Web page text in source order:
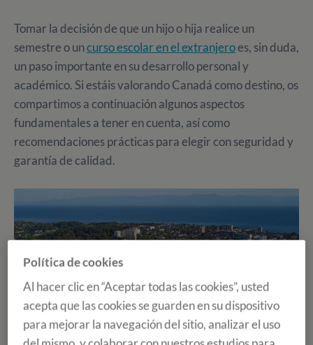
Tomar la decisión de que un hijo o hija realice un
semestre o uncurso escolar en el extranjeroes, sin duda,
un paso importante en su desarrollo personal y
académico. Si estáis valorando Canadá como destino, os
compartimos a continuación algunos aspectos
fundamentales a tener en cuenta, así como
recomendaciones prácticas para elegir con seguridad y
garantía de calidad.
Política de cookies
Al hacer clic en “Aceptar todas las cookies”, usted
acepta que las cookies se guarden en su dispositivo
para mejorar la navegación del sitio, analizar el uso